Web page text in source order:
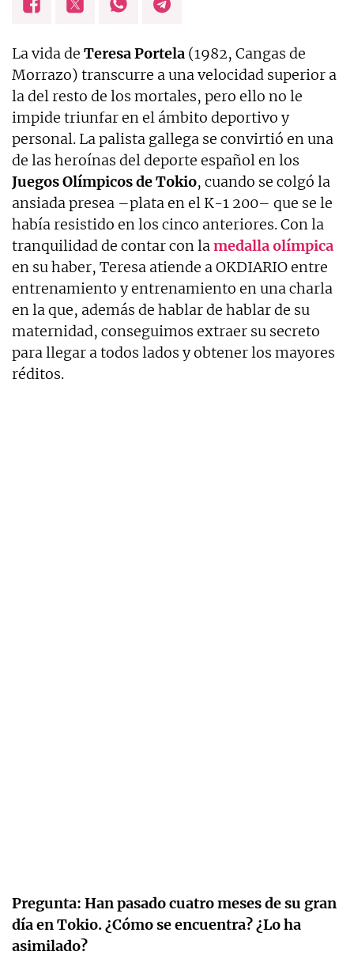
La vida de Teresa Portela (1982, Cangas de
Morrazo) transcurre a una velocidad superior a
la del resto de los mortales, pero ello no le
impide triunfar en el ámbito deportivo y
personal. La palista gallega se convirtió en una
de las heroínas del deporte español en los
Juegos Olímpicos de Tokio, cuando se colgó la
ansiada presea –plata en el K-1 200– que se le
había resistido en los cinco anteriores. Con la
tranquilidad de contar con lamedalla olímpica
en su haber, Teresa atiende a OKDIARIO entre
entrenamiento y entrenamiento en una charla
en la que, además de hablar de hablar de su
maternidad, conseguimos extraer su secreto
para llegar a todos lados y obtener los mayores
réditos.
Pregunta: Han pasado cuatro meses de su gran
día en Tokio. ¿Cómo se encuentra? ¿Lo ha
asimilado?